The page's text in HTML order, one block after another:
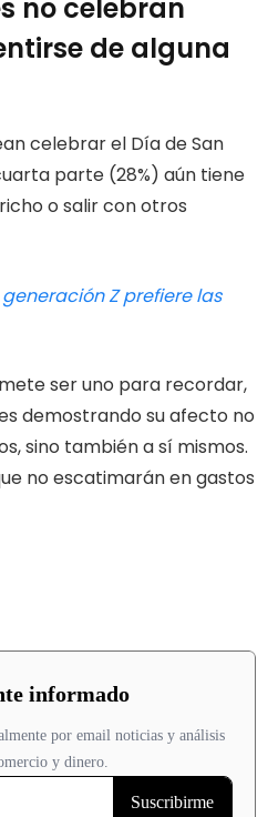
no celebran
de alguna
celebrar el Día de San
parte (28%) aún tiene
o salir con otros
Z prefiere las
ser uno para recordar,
demostrando su afecto no
sino también a sí mismos.
no escatimarán en gastos